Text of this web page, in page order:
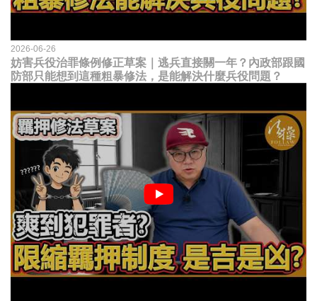
2026-06-26
妨害兵役治罪條例修正草案｜逃兵直接關一年？內政部跟國
防部只能想到這種粗暴修法，是能解決什麼兵役問題？